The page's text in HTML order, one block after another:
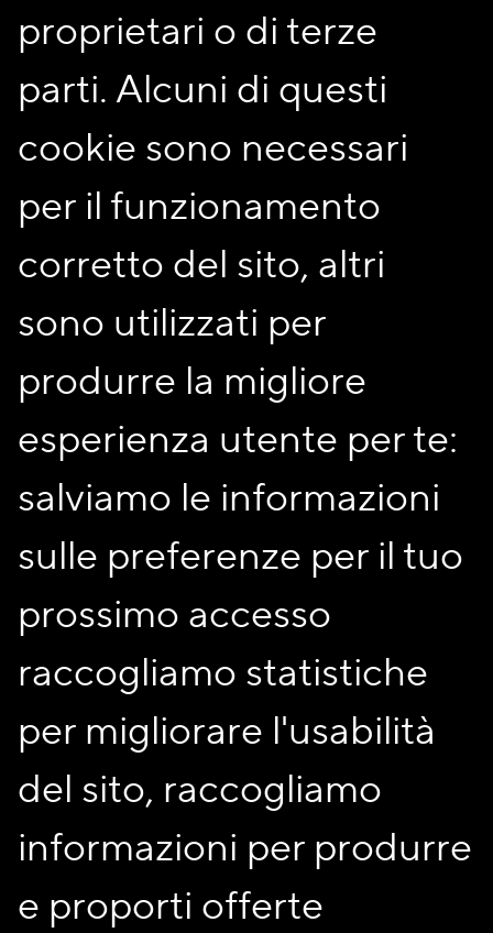
Posti auto
Sì
Posti bici/moto
Sì
Ascensore
Sì
Vicinanza supermercati /
supermercato 100mt /
Mezzi pubblici
702 ( Cinisello / Cologno
Cusano / Stazione
M5 - Cusano) / 729
M2)
elementari e medie nelle
Cortile
Sì
Area giochi
Accesso disabili
No
Salone di caseggiato
Si
Aree verdi
No
*Le informazioni sono indicative; eventuali richieste o
necessità specifiche dovranno essere comunicate e
verificate insieme al nostro Ufficio Assegnazioni
proprietari o di terze
parti. Alcuni di questi
cookie sono necessari
per il funzionamento
corretto del sito, altri
sono utilizzati per
produrre la migliore
esperienza utente per te:
salviamo le informazioni
sulle preferenze per il tuo
prossimo accesso
raccogliamo statistiche
per migliorare l'usabilità
del sito, raccogliamo
informazioni per produrre
e proporti offerte